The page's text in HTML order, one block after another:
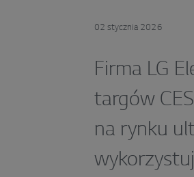
02 stycznia 2026
Firma LG
targów
na rynku